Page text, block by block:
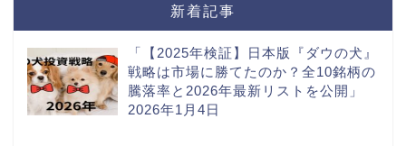
新着記事
「【2025年検証】日本版『ダウの犬』
戦略は市場に勝てたのか？全10銘柄の
騰落率と2026年最新リストを公開」
2026年1月4日